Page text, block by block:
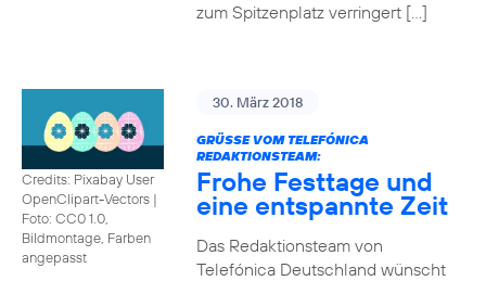
zum Spitzenplatz verringert […]
Credits: Pixabay User
OpenClipart-Vectors |
Foto: CC0 1.0,
Bildmontage, Farben
angepasst
30. März 2018
GRÜSSE VOM TELEFÓNICA R
EDAKTIONSTEAM:
Frohe Festtage und
eine entspannte Zeit
Das Redaktionsteam von
Telefónica Deutschland wünscht